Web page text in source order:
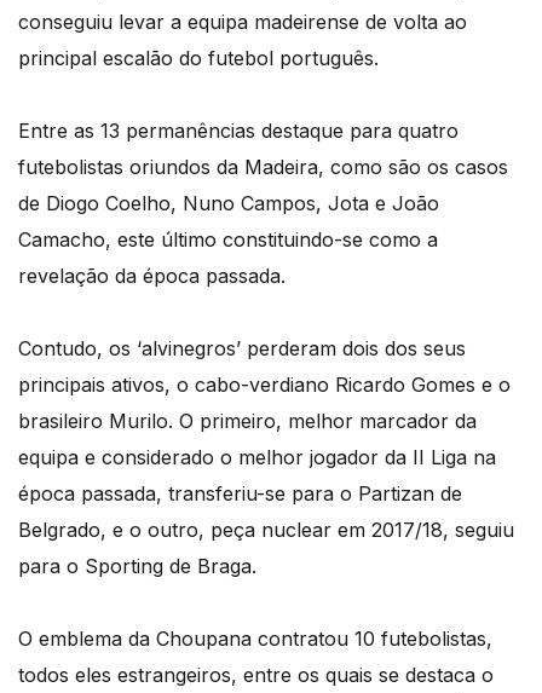
conseguiu levar a equipa madeirense de volta ao
principal escalão do futebol português.
Entre as 13 permanências destaque para quatro
futebolistas oriundos da Madeira, como são os casos
de Diogo Coelho, Nuno Campos, Jota e João
Camacho, este último constituindo-se como a
revelação da época passada.
Contudo, os ‘alvinegros’ perderam dois dos seus
principais ativos, o cabo-verdiano Ricardo Gomes e o
brasileiro Murilo. O primeiro, melhor marcador da
equipa e considerado o melhor jogador da II Liga na
época passada, transferiu-se para o Partizan de
Belgrado, e o outro, peça nuclear em 2017/18, seguiu
para o Sporting de Braga.
O emblema da Choupana contratou 10 futebolistas,
todos eles estrangeiros, entre os quais se destaca o